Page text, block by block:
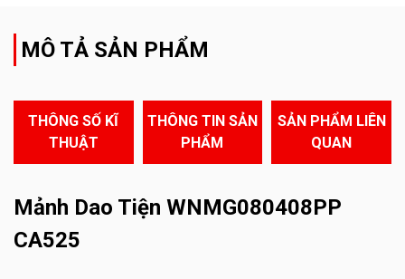
MÔ TẢ SẢN PHẨM
THÔNG SỐ KĨ
THUẬT
THÔNG TIN SẢN
PHẨM
SẢN PHẨM LIÊN
QUAN
Mảnh Dao Tiện WNMG080408PP
CA525